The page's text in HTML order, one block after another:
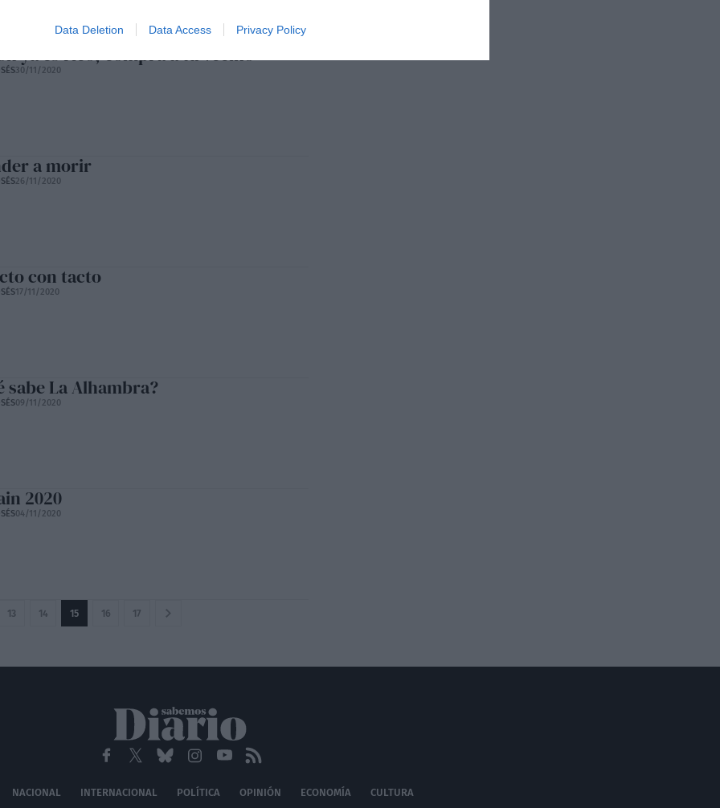
Data Deletion Data Access Privacy Policy
ya es rico, compra a tu vecino
30/11/2020
a morir
26/11/2020
con tacto
17/11/2020
sabe La Alhambra?
09/11/2020
2020
04/11/2020
13 14 15 16 17
NACIONAL INTERNACIONAL POLÍTICA OPINIÓN ECONOMÍA CULTURA